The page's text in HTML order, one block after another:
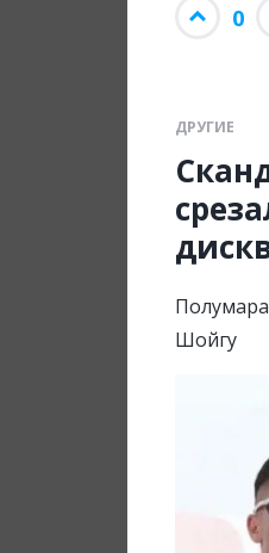
0
ДРУГИЕ
Шойгу